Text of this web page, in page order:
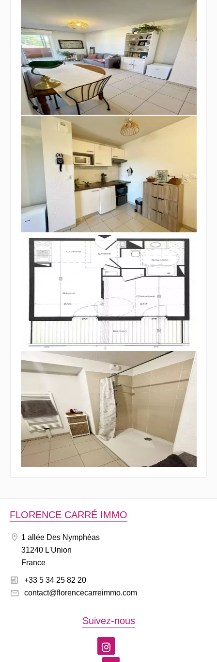
FLORENCE CARRÉ IMMO
1 allée Des Nymphéas
31240 L'Union
France
+33 5 34 25 82 20
contact@florencecarreimmo.com
Suivez-nous